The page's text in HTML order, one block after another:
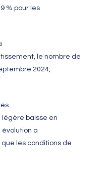
% pour les
le nombre de
2024,
légère baisse en
évolution a
les conditions de